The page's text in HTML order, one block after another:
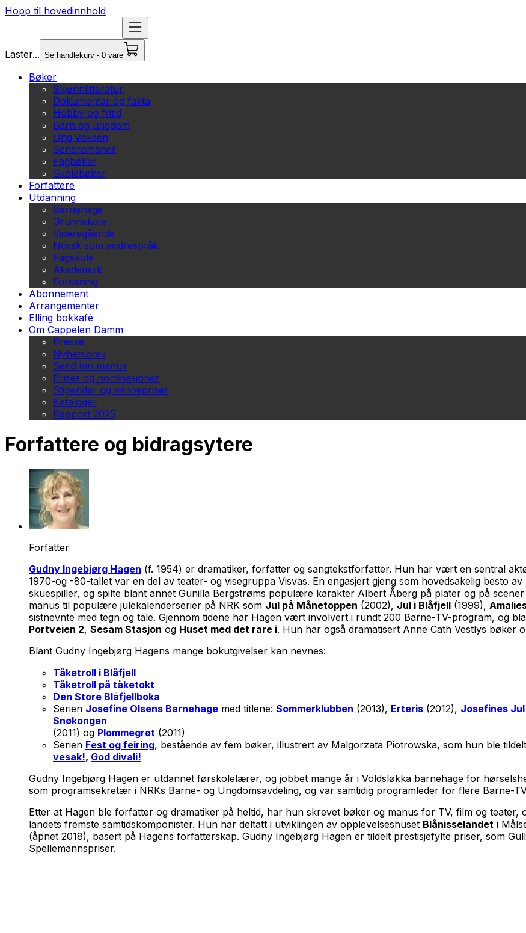
Hopp til hovedinnhold
Laster... Se handlekurv - 0 vare
Bøker
Skjønnlitteratur
Dokumentar og fakta
Hobby og fritid
Barn og ungdom
Ung voksen
Serieromaner
Fagbøker
Skolebøker
Forfattere
Utdanning
Barnehage
Grunnskole
Videregående
Norsk som andrespråk
Fagskole
Akademisk
Forskning
Abonnement
Arrangementer
Elling bokkafé
Om Cappelen Damm
Presse
Nyhetsbrev
Send inn manus
Priser og nominasjoner
Stipender og minnepriser
Kataloger
Rapport 2025
Forfattere og bidragsytere
Forfatter
Gudny Ingebjørg Hagen (f. 1954) er dramatiker, forfatter og sangtekstforfatter. Hun har vært en sentral
1970-og -80-tallet var en del av teater- og visegruppa Visvas. En engasjert gjeng som hovedsakelig besto
skuespiller, og spilte blant annet Gunilla Bergstrøms populære karakter Albert Åberg på plater og på
manus til populære julekalenderserier på NRK som Jul på Månetoppen (2002), Jul i Blåfjell (1999),
sistnevnte med tegn og tale. Gjennom tidene har Hagen vært involvert i rundt 200 Barne-TV-program, og
Portveien 2, Sesam Stasjon og Huset med det rare i. Hun har også dramatisert Anne Cath Vestlys bøker
Blant Gudny Ingebjørg Hagens mange bokutgivelser kan nevnes:
Tåketroll i Blåfjell
Tåketroll på tåketokt
Den Store Blåfjellboka
Serien Josefine Olsens Barnehage med titlene: Sommerklubben (2013), Erteris (2012), Josefines Jul
Snøkongen
(2011) og Plommegrøt (2011)
Serien Fest og feiring, bestående av fem bøker, illustrert av Malgorzata Piotrowska, som hun ble
vesak!, God divali!
Gudny Ingebjørg Hagen er utdannet førskolelærer, og jobbet mange år i Voldsløkka barnehage for
som programsekretær i NRKs Barne- og Ungdomsavdeling, og var samtidig programleder for flere Barne-
Etter at Hagen ble forfatter og dramatiker på heltid, har hun skrevet bøker og manus for TV, film og teater,
landets fremste samtidskomponister. Hun har deltatt i utviklingen av opplevelseshuset Blånisselandet i
(åpnet 2018), basert på Hagens forfatterskap. Gudny Ingebjørg Hagen er tildelt prestisjefylte priser, som
Spellemannspriser.